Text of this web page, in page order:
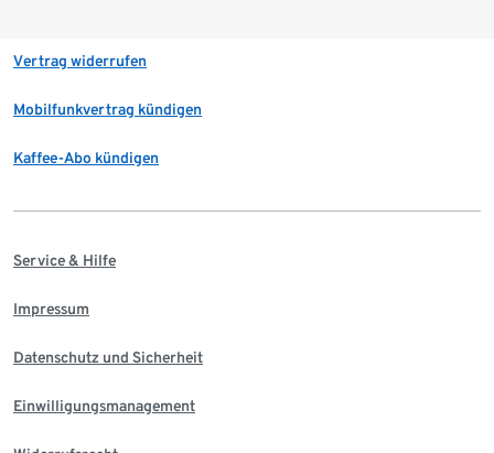
Vertrag widerrufen
Mobilfunkvertrag kündigen
Kaffee-Abo kündigen
Service & Hilfe
Impressum
Datenschutz und Sicherheit
Einwilligungsmanagement